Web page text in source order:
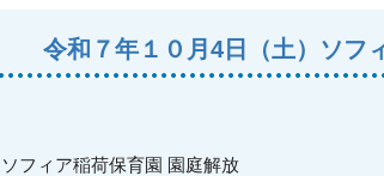
令和７年１０月4日（土）ソフ
ソフィア稲荷保育園 園庭解放